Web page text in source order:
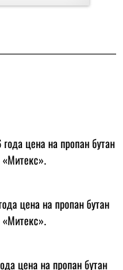
цена на пропан бутан
«Митекс».
цена на пропан бутан
«Митекс».
цена на пропан бутан